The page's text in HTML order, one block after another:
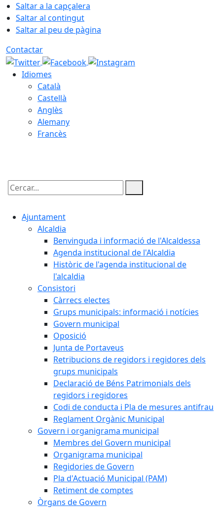
Saltar a la capçalera
Saltar al contingut
Saltar al peu de pàgina
Contactar
Idiomes
Català
Castellà
Anglès
Alemany
Francès
Cercar:
Ajuntament
Alcaldia
Benvinguda i informació de l'Alcaldessa
Agenda institucional de l'Alcaldia
Històric de l'agenda institucional de
l'alcaldia
Consistori
Càrrecs electes
Grups municipals: informació i notícies
Govern municipal
Oposició
Junta de Portaveus
Retribucions de regidors i regidores dels
grups municipals
Declaració de Béns Patrimonials dels
regidors i regidores
Codi de conducta i Pla de mesures antifrau
Reglament Orgànic Municipal
Govern i organigrama municipal
Membres del Govern municipal
Organigrama municipal
Regidories de Govern
Pla d'Actuació Municipal (PAM)
Retiment de comptes
Òrgans de Govern